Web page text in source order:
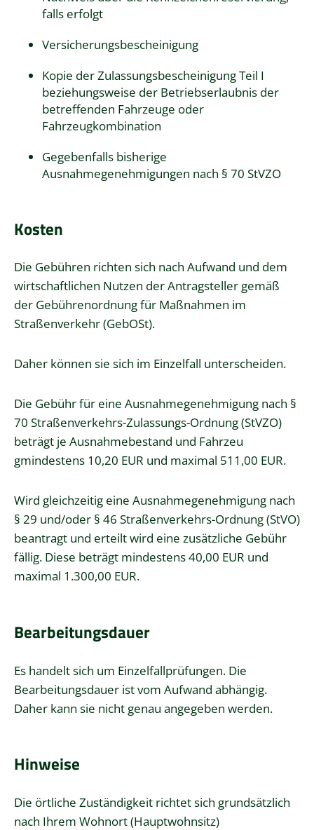
falls erfolgt
Versicherungsbescheinigung
Kopie der Zulassungsbescheinigung Teil I
beziehungsweise der Betriebserlaubnis der
betreffenden Fahrzeuge oder
Fahrzeugkombination
Gegebenfalls bisherige
Ausnahmegenehmigungen nach § 70 StVZO
Kosten
Die Gebühren richten sich nach Aufwand und dem
wirtschaftlichen Nutzen der Antragsteller gemäß
der Gebührenordnung für Maßnahmen im
Straßenverkehr (GebOSt).
Daher können sie sich im Einzelfall unterscheiden.
Die Gebühr für eine Ausnahmegenehmigung nach §
70 Straßenverkehrs-Zulassungs-Ordnung (StVZO)
beträgt je Ausnahmebestand und Fahrzeu
gmindestens 10,20 EUR und maximal 511,00 EUR.
Wird gleichzeitig eine Ausnahmegenehmigung nach
§ 29 und/oder § 46 Straßenverkehrs-Ordnung (StVO)
beantragt und erteilt wird eine zusätzliche Gebühr
fällig. Diese beträgt mindestens 40,00 EUR und
maximal 1.300,00 EUR.
Bearbeitungsdauer
Es handelt sich um Einzelfallprüfungen. Die
Bearbeitungsdauer ist vom Aufwand abhängig.
Daher kann sie nicht genau angegeben werden.
Hinweise
Die örtliche Zuständigkeit richtet sich grundsätzlich
nach Ihrem Wohnort (Hauptwohnsitz)